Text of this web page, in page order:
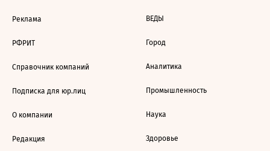
Реклама
РФРИТ
Справочник компаний
Подписка для юр.лиц
О компании
Редакция
ВЕДЫ
Город
Аналитика
Промышленность
Наука
Здоровье